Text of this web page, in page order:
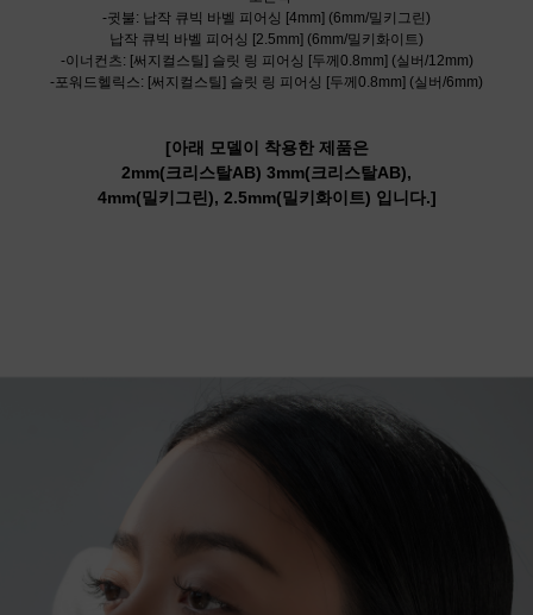
-귓불: 납작 큐빅 바벨 피어싱 [4mm] (6mm/밀키그린)
납작 큐빅 바벨 피어싱 [2.5mm] (6mm/밀키화이트)
-이너컨츠: [써지컬스틸] 슬릿 링 피어싱 [두께0.8mm] (실버/12mm)
-포워드헬릭스: [써지컬스틸] 슬릿 링 피어싱 [두께0.8mm] (실버/6mm)
[아래 모델이 착용한 제품은
2mm(크리스탈AB) 3mm(크리스탈AB),
4mm(밀키그린), 2.5mm(밀키화이트) 입니다.]